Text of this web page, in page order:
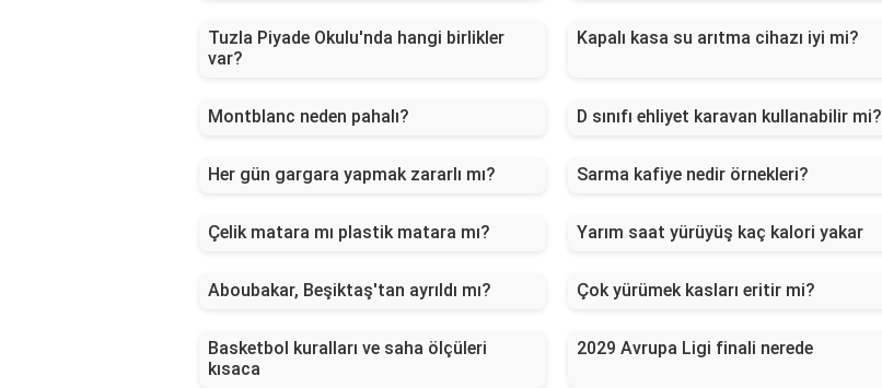
Tuzla Piyade Okulu'nda hangi birlikler
var?
Kapalı kasa su arıtma cihazı iyi mi?
Montblanc neden pahalı? D sınıfı ehliyet karavan kullanabilir mi?
Her gün gargara yapmak zararlı mı? Sarma kafiye nedir örnekleri?
Çelik matara mı plastik matara mı? Yarım saat yürüyüş kaç kalori yakar
Aboubakar, Beşiktaş'tan ayrıldı mı? Çok yürümek kasları eritir mi?
Basketbol kuralları ve saha ölçüleri
kısaca
2029 Avrupa Ligi finali nerede